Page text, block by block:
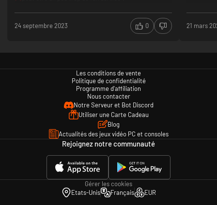
24 septembre 2023 0 21 mars
Les conditions de vente
Politique de confidentialité
Programme d'affiliation
Nous contacter
Notre Serveur et Bot Discord
Utiliser une Carte Cadeau
Blog
Actualités des jeux vidéo PC et consoles
Rejoignez notre communauté
Gérer les cookies
Etats-Unis
Français EUR